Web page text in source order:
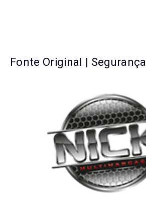
Fonte Original | Segurança